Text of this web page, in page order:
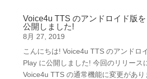
Voice4u TTS のアンドロイド版
公開しました!
8月 27, 2019
こんにちは! Voice4u TTS のアンドロ
Play に公開しました! 今回のリリース
Voice4u TTS の通常機能に変更があり